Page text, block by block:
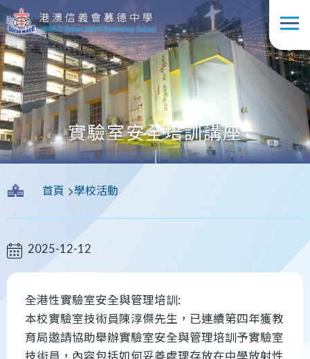
移至主內容
實驗室安全培訓講座
航
連
結
首頁 學校活動
2025-12-12
全港性實驗室安全與管理培訓:
本校實驗室技術員陳淳傑先生，已連續第四年獲教
育局邀請協助舉辦實驗室安全與管理培訓予實驗室
技術員，內容包括如何妥善處理存放在中學放射性